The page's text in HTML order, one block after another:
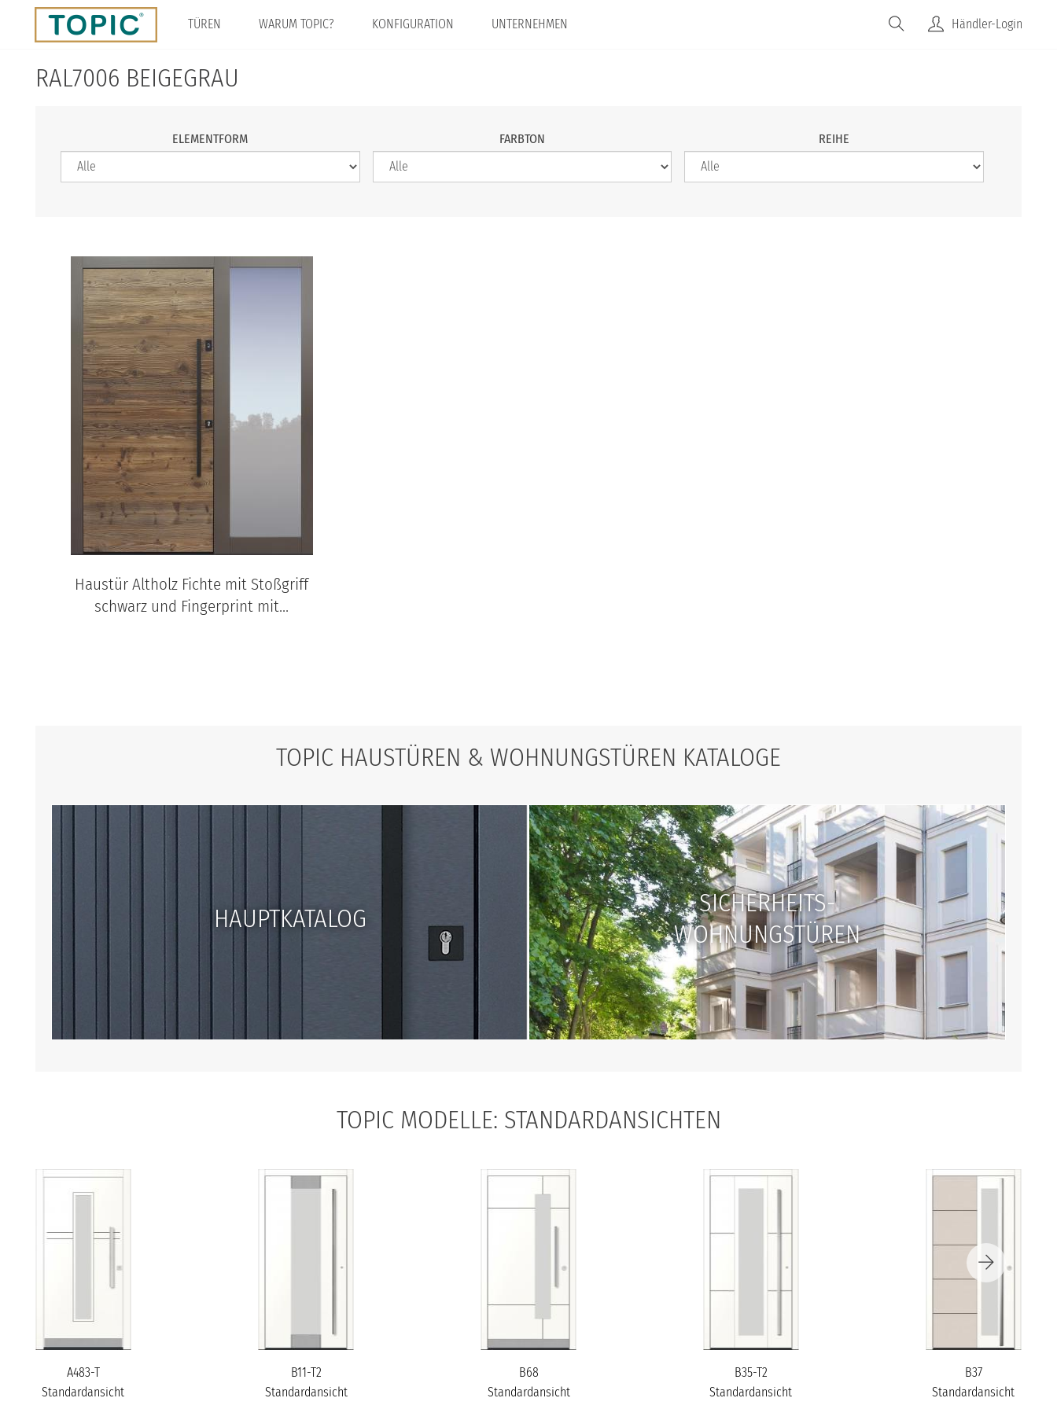
TÜREN WARUM TOPIC? KONFIGURATION UNTERNEHMEN Händler-Login
RAL7006 BEIGEGRAU
ELEMENTFORM FARBTON REIHE
Haustür Altholz Fichte mit Stoßgriff
schwarz und Fingerprint mit...
TOPIC HAUSTÜREN & WOHNUNGSTÜREN KATALOGE
HAUPTKATALOG
SICHERHEITS-
WOHNUNGSTÜREN
TOPIC MODELLE: STANDARDANSICHTEN
A483-T
Standardansicht
B11-T2
Standardansicht
B68
Standardansicht
B35-T2
Standardansicht
B37
Standardansicht